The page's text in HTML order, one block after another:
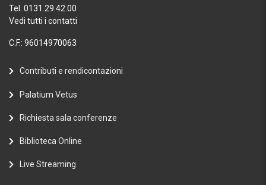
Tel. 0131.29.42.00
Vedi tutti i contatti
C.F.: 96014970063
Contributi e rendicontazioni
Palatium Vetus
Richiesta sala conferenze
Biblioteca Online
Live Streaming